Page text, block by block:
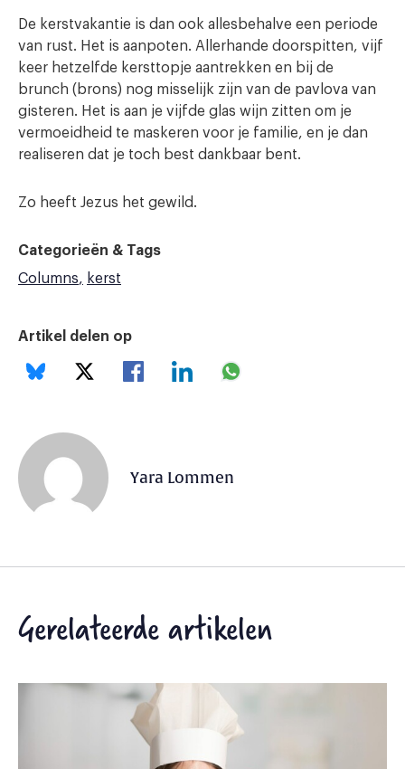
De kerstvakantie is dan ook allesbehalve een periode
van rust. Het is aanpoten. Allerhande doorspitten, vijf
keer hetzelfde kersttopje aantrekken en bij de
brunch (brons) nog misselijk zijn van de pavlova van
gisteren. Het is aan je vijfde glas wijn zitten om je
vermoeidheid te maskeren voor je familie, en je dan
realiseren dat je toch best dankbaar bent.
Zo heeft Jezus het gewild.
Categorieën & Tags
Columns
kerst
Artikel delen op
Yara Lommen
Gerelateerde artikelen